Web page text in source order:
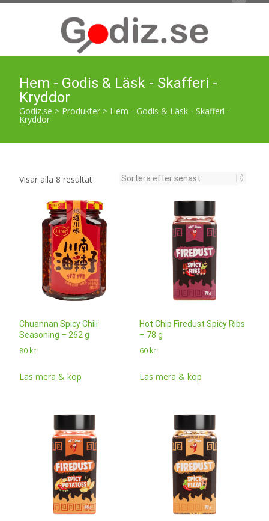
Hem - Godis & Läsk - Skafferi -
Kryddor
Godiz.se > Produkter > Hem - Godis & Läsk - Skafferi -
Kryddor
Visar alla 8 resultatSortera
senaste
Chuannan Spicy Chili
Seasoning – 262 g
80 kr
Läs mera & köp
Hot Chip Firedust Spicy Ribs
– 78 g
60 kr
Läs mera & köp